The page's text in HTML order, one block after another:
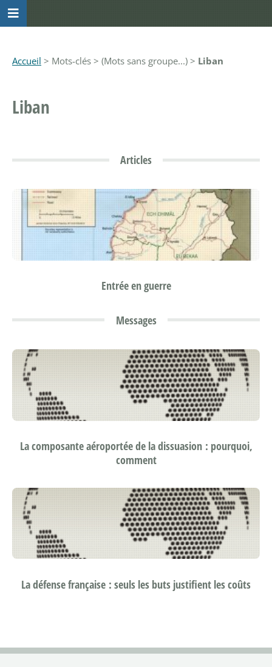
Accueil > Mots-clés > (Mots sans groupe...) > Liban
Liban
Articles
Entrée en guerre
Messages
La composante aéroportée de la dissuasion : pourquoi,
comment
La défense française : seuls les buts justifient les coûts